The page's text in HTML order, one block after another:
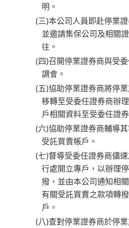
明。
(三)本公司人員即赴停業
並邀請集保公司及相關
往。
(四)召開停業證券商與受
調會。
(五)協助停業證券商將停
移轉至受委任證券商辦
戶相關資料至受委任證
(六)協助停業證券商輔導
受託買賣帳戶。
(七)督導受委任證券商儘
行處開立專戶，以辦理
撥，並由本公司通知相
有關受託買賣之款項轉
戶。
(八)查對停業證券商於停